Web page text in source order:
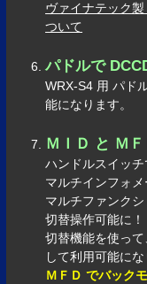
ヴァイナテック
ついて
パドルで
WRX-S4 用 パド
能になります。
ＭＩＤ と Ｍ
ハンドルスイッチ
マルチインフォ
マルチファンク
切替操作可能に！
切替機能を使っ
して利用可能にな
ＭＦＤ でバック